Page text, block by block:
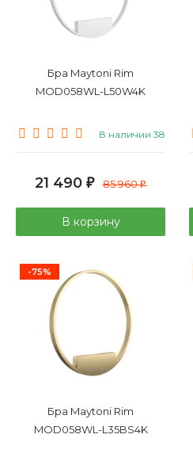
Бра Maytoni Rim
MOD058WL-L50W4K
В наличии 38
21 490 ₽ 85 960₽
В корзину
-75%
Бра Maytoni Rim
MOD058WL-L35BS4K